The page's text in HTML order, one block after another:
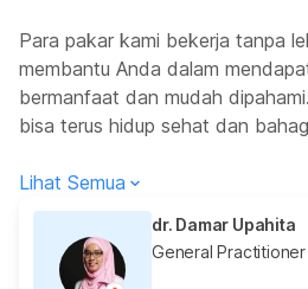
Para pakar kami bekerja tanpa
membantu Anda dalam
bermanfaat dan mudah
bisa terus hidup sehat dan
Lihat Semua
dr. Damar Upahita
General Practitioner